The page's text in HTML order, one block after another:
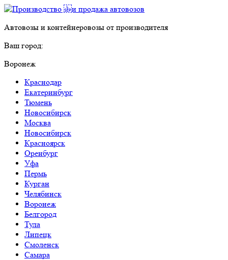
Автовозы и контейнеровозы от производителя
Ваш город:
Воронеж
Краснодар
Екатеринбург
Тюмень
Новосибирск
Москва
Новосибирск
Красноярск
Оренбург
Уфа
Пермь
Курган
Челябинск
Воронеж
Белгород
Тула
Липецк
Смоленск
Самара